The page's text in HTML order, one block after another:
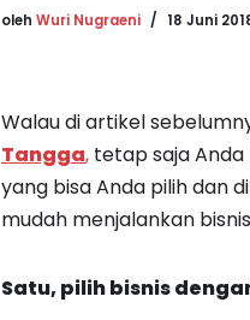
oleh Wuri Nugraeni 18 Juni
Walau di artikel
Tangga, tetap saja Anda
yang bisa Anda pilih dan
mudah menjalankan
Satu, pilih bisnis